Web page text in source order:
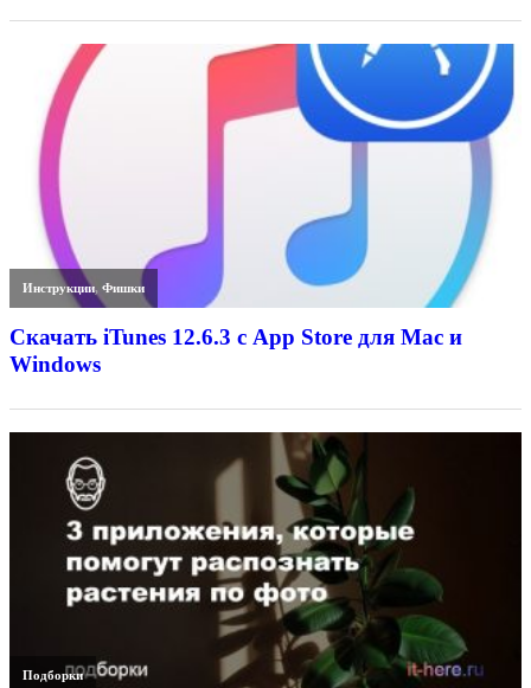
Инструкции,Фишки
Скачать iTunes 12.6.3 с App Store для Mac и
Windows
Подборки